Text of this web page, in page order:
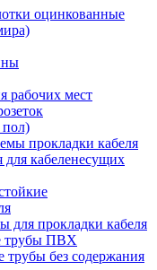
оцинкованные
рабочих мест
пол)
прокладки кабеля
для кабеленесущих
для прокладки кабеля
трубы ПВХ
трубы без содержания